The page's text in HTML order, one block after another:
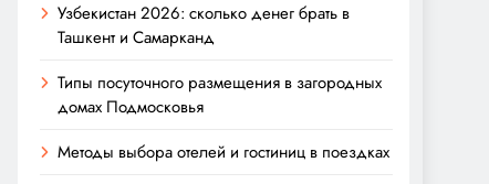
Узбекистан 2026: сколько денег брать в
Ташкент и Самарканд
Типы посуточного размещения в загородных
домах Подмосковья
Методы выбора отелей и гостиниц в поездках